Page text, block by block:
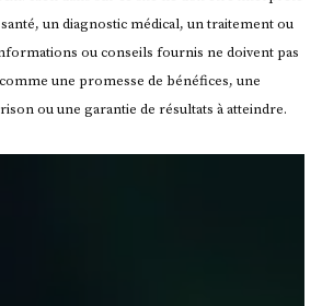
un diagnostic médical, un traitement ou
ou conseils fournis ne doivent pas
une promesse de bénéfices, une
ou une garantie de résultats à atteindre.